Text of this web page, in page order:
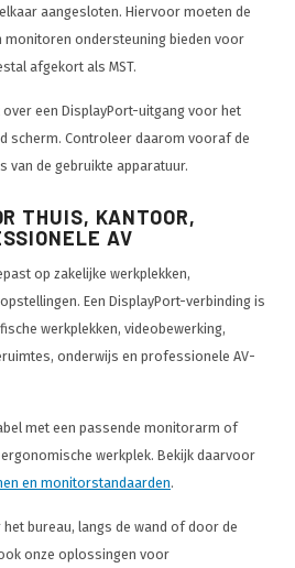
aangesloten. Hiervoor moeten de
monitoren ondersteuning bieden voor
afgekort als MST.
een DisplayPort-uitgang voor het
scherm. Controleer daarom vooraf de
van de gebruikte apparatuur.
THUIS, KANTOOR,
AV
op zakelijke werkplekken,
Een DisplayPort-verbinding is
werkplekken, videobewerking,
onderwijs en professionele AV-
met een passende monitorarm of
werkplek. Bekijk daarvoor
en monitorstandaarden.
bureau, langs de wand of door de
onze oplossingen voor